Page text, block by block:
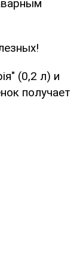
(0,2 л) и
получает